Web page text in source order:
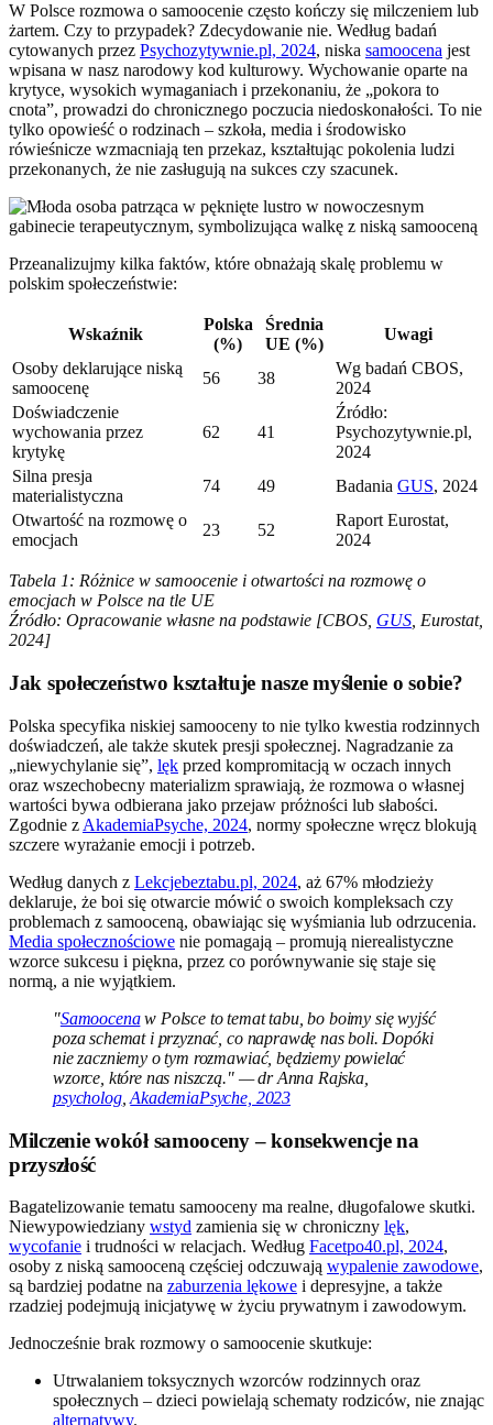
W Polsce rozmowa o samoocenie często kończy się milczeniem lub
żartem. Czy to przypadek? Zdecydowanie nie. Według badań
cytowanych przez Psychozytywnie.pl, 2024, niska samoocena jest
wpisana w nasz narodowy kod kulturowy. Wychowanie oparte na
krytyce, wysokich wymaganiach i przekonaniu, że „pokora to
cnota”, prowadzi do chronicznego poczucia niedoskonałości. To nie
tylko opowieść o rodzinach – szkoła, media i środowisko
rówieśnicze wzmacniają ten przekaz, kształtując pokolenia ludzi
przekonanych, że nie zasługują na sukces czy szacunek.
Przeanalizujmy kilka faktów, które obnażają skalę problemu w
polskim społeczeństwie:
Wskaźnik
Polska
(%)
Średnia
UE (%)
Uwagi
Osoby deklarujące niską
samoocenę
56 38
Wg badań CBOS,
2024
Doświadczenie
wychowania przez
krytykę
62 41
Źródło:
Psychozytywnie.pl,
2024
Silna presja
materialistyczna
74 49 Badania GUS, 2024
Otwartość na rozmowę o
emocjach
23 52
Raport Eurostat,
2024
Tabela 1: Różnice w samoocenie i otwartości na rozmowę o
emocjach w Polsce na tle UE
Źródło: Opracowanie własne na podstawie [CBOS, GUS , Eurostat,
2024]
Jak społeczeństwo kształtuje nasze myślenie o sobie?
Polska specyfika niskiej samooceny to nie tylko kwestia rodzinnych
doświadczeń, ale także skutek presji społecznej. Nagradzanie za
„niewychylanie się”, lęk przed kompromitacją w oczach innych
oraz wszechobecny materializm sprawiają, że rozmowa o własnej
wartości bywa odbierana jako przejaw próżności lub słabości.
Zgodnie z AkademiaPsyche, 2024, normy społeczne wręcz blokują
szczere wyrażanie emocji i potrzeb.
Według danych z Lekcjebeztabu.pl, 2024, aż 67% młodzieży
deklaruje, że boi się otwarcie mówić o swoich kompleksach czy
problemach z samooceną, obawiając się wyśmiania lub odrzucenia.
Media społecznościowe nie pomagają – promują nierealistyczne
wzorce sukcesu i piękna, przez co porównywanie się staje się
normą, a nie wyjątkiem.
"Samoocenaw Polsce to temat tabu, bo boimy się wyjść
poza schemat i przyznać, co naprawdę nas boli. Dopóki
nie zaczniemy o tym rozmawiać, będziemy powielać
wzorce, które nas niszczą." — dr Anna Rajska,
psycholog,AkademiaPsyche, 2023
Milczenie wokół samooceny – konsekwencje na
przyszłość
Bagatelizowanie tematu samooceny ma realne, długofalowe skutki.
Niewypowiedziany wstyd zamienia się w chroniczny lęk,
wycofanie i trudności w relacjach. Według Facetpo40.pl, 2024,
osoby z niską samooceną częściej odczuwają wypalenie zawodowe,
są bardziej podatne na zaburzenia lękowe i depresyjne, a także
rzadziej podejmują inicjatywę w życiu prywatnym i zawodowym.
Jednocześnie brak rozmowy o samoocenie skutkuje:
Utrwalaniem toksycznych wzorców rodzinnych oraz
społecznych – dzieci powielają schematy rodziców, nie znając
alternatywy.